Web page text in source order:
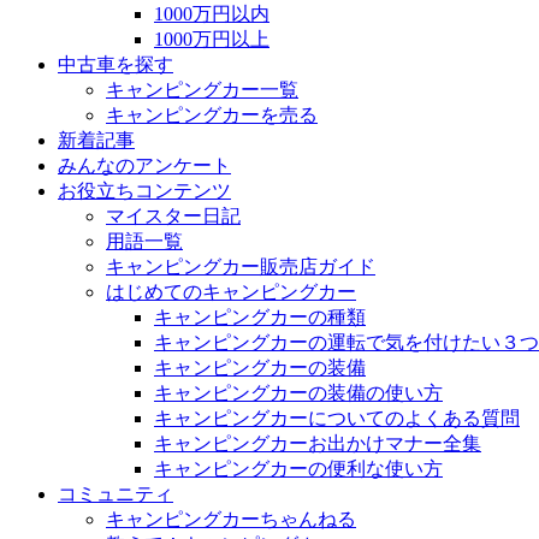
1000万円以内
1000万円以上
中古車を探す
キャンピングカー一覧
キャンピングカーを売る
新着記事
みんなのアンケート
お役立ちコンテンツ
マイスター日記
用語一覧
キャンピングカー販売店ガイド
はじめてのキャンピングカー
キャンピングカーの種類
キャンピングカーの運転で気を付けたい３
キャンピングカーの装備
キャンピングカーの装備の使い方
キャンピングカーについてのよくある質問
キャンピングカーお出かけマナー全集
キャンピングカーの便利な使い方
コミュニティ
キャンピングカーちゃんねる